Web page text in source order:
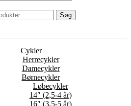
Søg
Cykler
Herrecykler
Damecykler
Børnecykler
Løbecykler
14″ (2,5-4 år)
16″ (3,5-5 år)